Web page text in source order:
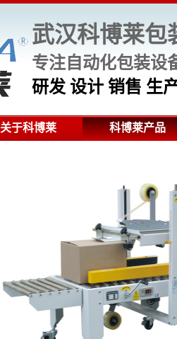
武汉科博莱包
专注自动化包装设
研发 设计 销售 生
关于科博莱 科博莱产品